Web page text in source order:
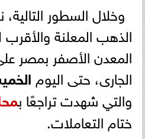
وخلال السطور
الذهب المعلنة
المعدن الأصفر بمصر
الجارى، حتى اليومالخميس 23
والتي شهدت تراجعًا ب
ختام التعاملات.